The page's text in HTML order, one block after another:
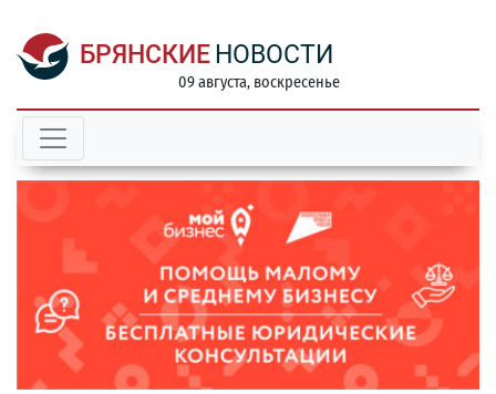
БРЯНСКИЕ НОВОСТИ
09 августа, воскресенье